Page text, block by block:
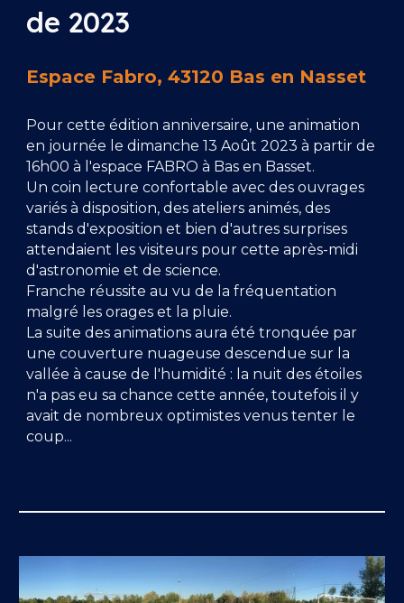
de 2023
Espace Fabro, 43120 Bas en Nasset
Pour cette édition anniversaire, une animation
en journée le dimanche 13 Août 2023 à partir de
16h00 à l'espace FABRO à Bas en Basset.
Un coin lecture confortable avec des ouvrages
variés à disposition, des ateliers animés, des
stands d'exposition et bien d'autres surprises
attendaient les visiteurs pour cette après-midi
d'astronomie et de science.
Franche réussite au vu de la fréquentation
malgré les orages et la pluie.
La suite des animations aura été tronquée par
une couverture nuageuse descendue sur la
vallée à cause de l'humidité : la nuit des étoiles
n'a pas eu sa chance cette année, toutefois il y
avait de nombreux optimistes venus tenter le
coup...